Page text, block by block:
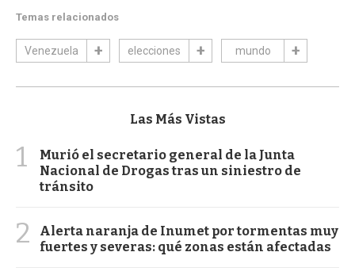
Temas relacionados
Venezuela elecciones mundo
Las Más Vistas
1
Murió el secretario general de la Junta
Nacional de Drogas tras un siniestro de
tránsito
2
Alerta naranja de Inumet por tormentas muy
fuertes y severas: qué zonas están afectadas